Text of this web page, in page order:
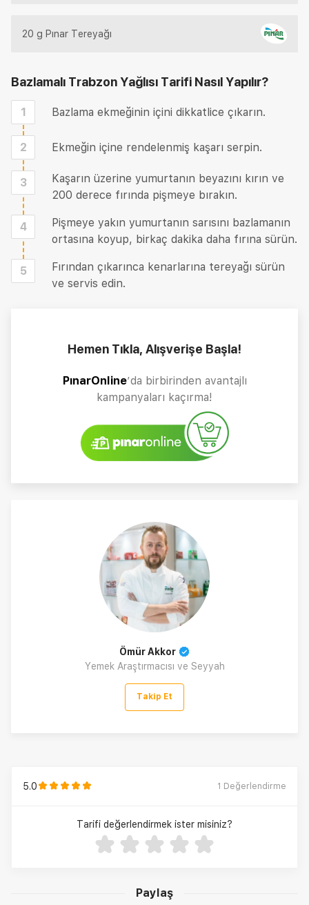
Paylaş
20 g Pınar Tereyağı
Bazlamalı Trabzon Yağlısı Tarifi Nasıl Yapılır?
1 Bazlama ekmeğinin içini dikkatlice çıkarın.
2 Ekmeğin içine rendelenmiş kaşarı serpin.
3
Kaşarın üzerine yumurtanın beyazını kırın ve
200 derece fırında pişmeye bırakın.
4
Pişmeye yakın yumurtanın sarısını bazlamanın
ortasına koyup, birkaç dakika daha fırına sürün.
5
Fırından çıkarınca kenarlarına tereyağı sürün
ve servis edin.
Hemen Tıkla, Alışverişe Başla!
PınarOnline’da birbirinden avantajlı
kampanyaları kaçırma!
Ömür Akkor
Yemek Araştırmacısı ve Seyyah
Takip Et
5.0 1 Değerlendirme
Tarifi değerlendirmek ister misiniz?